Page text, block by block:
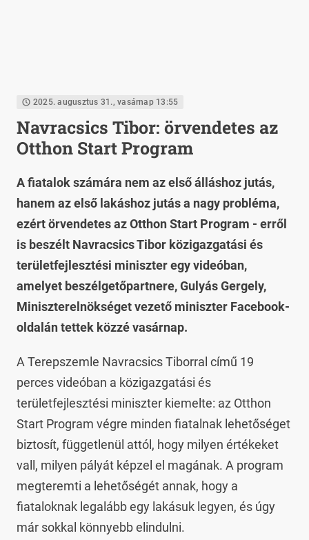
2025. augusztus 31., vasárnap 13:55
Navracsics Tibor: örvendetes az
Otthon Start Program
A fiatalok számára nem az első álláshoz jutás,
hanem az első lakáshoz jutás a nagy probléma,
ezért örvendetes az Otthon Start Program - erről
is beszélt Navracsics Tibor közigazgatási és
területfejlesztési miniszter egy videóban,
amelyet beszélgetőpartnere, Gulyás Gergely,
Miniszterelnökséget vezető miniszter Facebook-
oldalán tettek közzé vasárnap.
A Terepszemle Navracsics Tiborral című 19
perces videóban a közigazgatási és
területfejlesztési miniszter kiemelte: az Otthon
Start Program végre minden fiatalnak lehetőséget
biztosít, függetlenül attól, hogy milyen értékeket
vall, milyen pályát képzel el magának. A program
megteremti a lehetőségét annak, hogy a
fiataloknak legalább egy lakásuk legyen, és úgy
már sokkal könnyebb elindulni.